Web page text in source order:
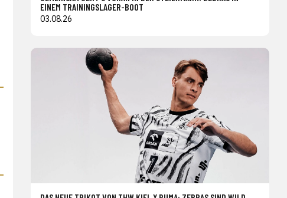
EINEM TRAININGSLAGER-BOOT
03.08.26